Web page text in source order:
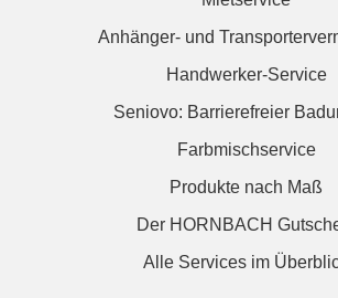
Anhänger- und
Handwerker-Service
Seniovo: Barrierefreier
Farbmischservice
Produkte nach Maß
Der HORNBACH
Alle Services im